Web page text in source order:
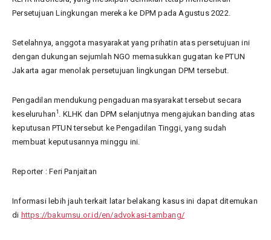
Persetujuan Lingkungan mereka ke DPM pada Agustus 2022.
Setelahnya, anggota masyarakat yang prihatin atas persetujuan ini
dengan dukungan sejumlah NGO memasukkan gugatan ke PTUN
Jakarta agar menolak persetujuan lingkungan DPM tersebut.
Pengadilan mendukung pengaduan masyarakat tersebut secara
keseluruhan1. KLHK dan DPM selanjutnya mengajukan banding atas
keputusan PTUN tersebut ke Pengadilan Tinggi, yang sudah
membuat keputusannya minggu ini.
Reporter : Feri Panjaitan
Informasi lebih jauh terkait latar belakang kasus ini dapat ditemukan
di https://bakumsu.or.id/en/advokasi-tambang/